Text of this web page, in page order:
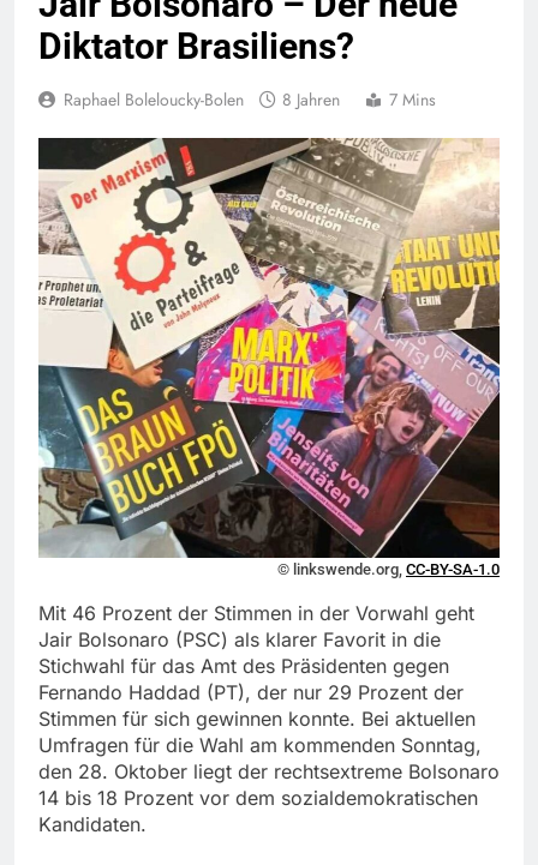
Diktator Brasiliens?
Raphael Boleloucky-Bolen 8 Jahren 7 Mins
© linkswende.org, CC-BY-SA-1.0
Mit 46 Prozent der Stimmen in der Vorwahl geht
Jair Bolsonaro (PSC) als klarer Favorit in die
Stichwahl für das Amt des Präsidenten gegen
Fernando Haddad (PT), der nur 29 Prozent der
Stimmen für sich gewinnen konnte. Bei aktuellen
Umfragen für die Wahl am kommenden Sonntag,
den 28. Oktober liegt der rechtsextreme Bolsonaro
14 bis 18 Prozent vor dem sozialdemokratischen
Kandidaten.